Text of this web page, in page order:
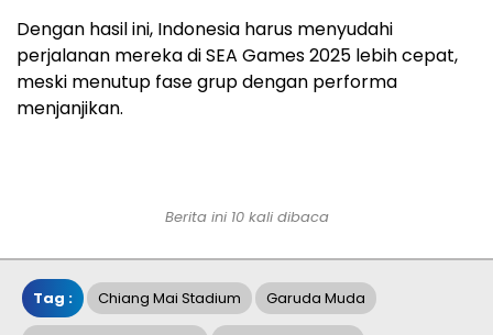
Dengan hasil ini, Indonesia harus menyudahi
perjalanan mereka di SEA Games 2025 lebih cepat,
meski menutup fase grup dengan performa
menjanjikan.
Berita ini 10 kali dibaca
Tag : Chiang Mai Stadium Garuda Muda